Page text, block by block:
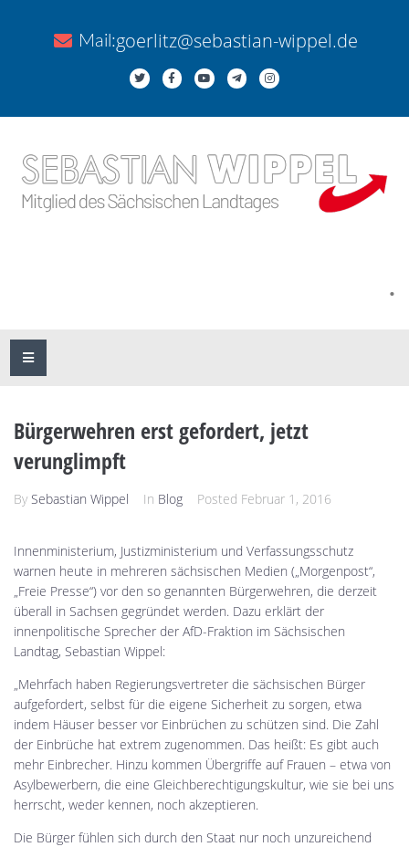
Mail:goerlitz@sebastian-wippel.de
.
Bürgerwehren erst gefordert, jetzt
verunglimpft
By Sebastian Wippel In Blog Posted Februar 1, 2016
Innenministerium, Justizministerium und Verfassungsschutz
warnen heute in mehreren sächsischen Medien („Morgenpost“,
„Freie Presse“) vor den so genannten Bürgerwehren, die derzeit
überall in Sachsen gegründet werden. Dazu erklärt der
innenpolitische Sprecher der AfD-Fraktion im Sächsischen
Landtag, Sebastian Wippel:
„Mehrfach haben Regierungsvertreter die sächsischen Bürger
aufgefordert, selbst für die eigene Sicherheit zu sorgen, etwa
indem Häuser besser vor Einbrüchen zu schützen sind. Die Zahl
der Einbrüche hat extrem zugenommen. Das heißt: Es gibt auch
mehr Einbrecher. Hinzu kommen Übergriffe auf Frauen – etwa von
Asylbewerbern, die eine Gleichberechtigungskultur, wie sie bei uns
herrscht, weder kennen, noch akzeptieren.
Die Bürger fühlen sich durch den Staat nur noch unzureichend